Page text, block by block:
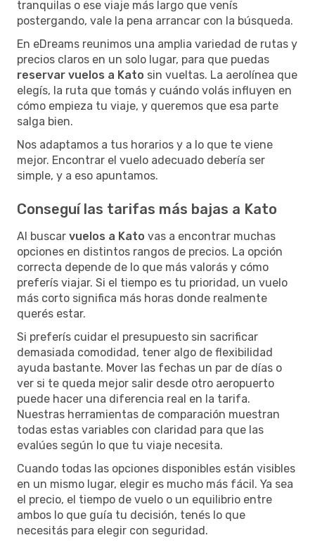
tranquilas o ese viaje más largo que venís
postergando, vale la pena arrancar con la búsqueda.
En eDreams reunimos una amplia variedad de rutas y
precios claros en un solo lugar, para que puedas
reservar vuelos a Kato sin vueltas. La aerolínea que
elegís, la ruta que tomás y cuándo volás influyen en
cómo empieza tu viaje, y queremos que esa parte
salga bien.
Nos adaptamos a tus horarios y a lo que te viene
mejor. Encontrar el vuelo adecuado debería ser
simple, y a eso apuntamos.
Conseguí las tarifas más bajas a Kato
Al buscar vuelos a Kato vas a encontrar muchas
opciones en distintos rangos de precios. La opción
correcta depende de lo que más valorás y cómo
preferís viajar. Si el tiempo es tu prioridad, un vuelo
más corto significa más horas donde realmente
querés estar.
Si preferís cuidar el presupuesto sin sacrificar
demasiada comodidad, tener algo de flexibilidad
ayuda bastante. Mover las fechas un par de días o
ver si te queda mejor salir desde otro aeropuerto
puede hacer una diferencia real en la tarifa.
Nuestras herramientas de comparación muestran
todas estas variables con claridad para que las
evalúes según lo que tu viaje necesita.
Cuando todas las opciones disponibles están visibles
en un mismo lugar, elegir es mucho más fácil. Ya sea
el precio, el tiempo de vuelo o un equilibrio entre
ambos lo que guía tu decisión, tenés lo que
necesitás para elegir con seguridad.